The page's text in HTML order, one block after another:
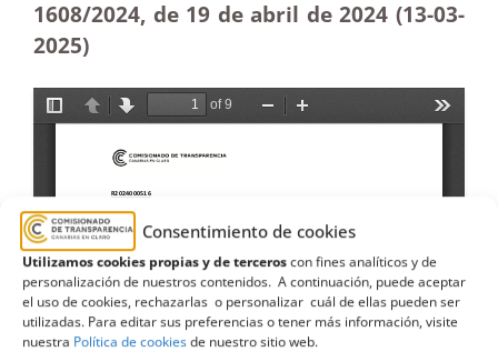
Consentimiento de cookies
Utilizamos cookies propias y de terceroscon fines analíticos y de
personalización de nuestros contenidos. A continuación, puede aceptar
el uso de cookies, rechazarlas o personalizar cuál de ellas pueden ser
utilizadas. Para editar sus preferencias o tener más información, visite
nuestra Política de cookiesde nuestro sitio web.
1608/2024, de 19 de abril de 2024 (13-03-
2025)